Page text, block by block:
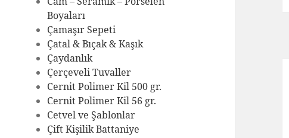
Boyaları
Çamaşır Sepeti
Çatal & Bıçak & Kaşık
Çaydanlık
Çerçeveli Tuvaller
Cernit Polimer Kil 500 gr.
Cernit Polimer Kil 56 gr.
Cetvel ve Şablonlar
Çift Kişilik Battaniye